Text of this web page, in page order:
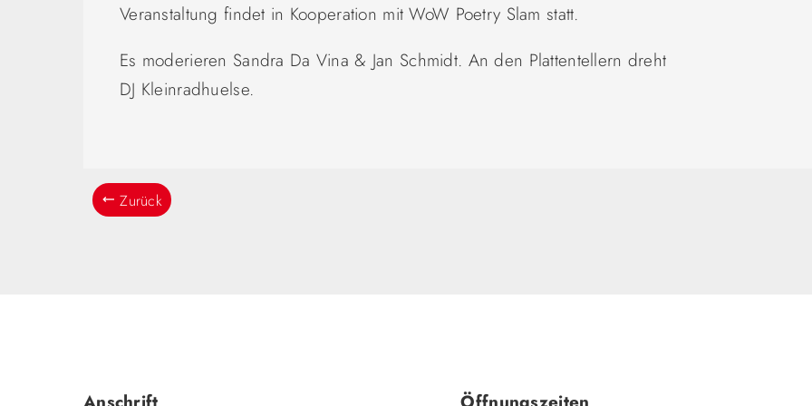
Veranstaltung findet in Kooperation mit WoW Poetry Slam statt.
Es moderieren Sandra Da Vina & Jan Schmidt. An den Plattentellern dreht
DJ Kleinradhuelse.
Zurück